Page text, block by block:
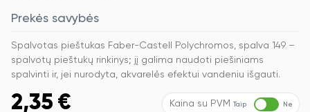
Prekės savybės
Spalvotas pieštukas Faber-Castell Polychromos, spalva 149 –
spalvotų pieštukų rinkinys; jį galima naudoti piešiniams
spalvinti ir, jei nurodyta, akvarelės efektui vandeniu išgauti.
2,35 € Kaina su PVM Taip Ne